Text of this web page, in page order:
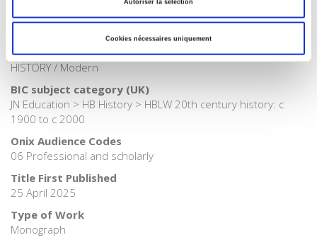
Autoriser la sélection
Cookies nécessaires uniquement
>History field
BISAC Subject Heading
EDU000000 EDUCATION > HIS000000 HISTORY > HIS037030
HISTORY / Modern
BIC subject category (UK)
JN Education > HB History > HBLW 20th century history: c
1900 to c 2000
Onix Audience Codes
06 Professional and scholarly
Title First Published
25 April 2025
Type of Work
Monograph